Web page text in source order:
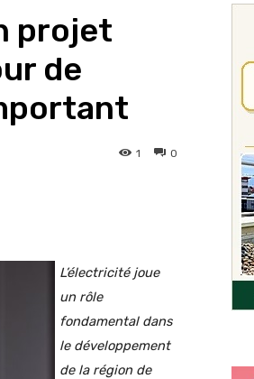
projet
de
0
1
L’électricité joue
un rôle
fondamental dans
le développement
de la région de